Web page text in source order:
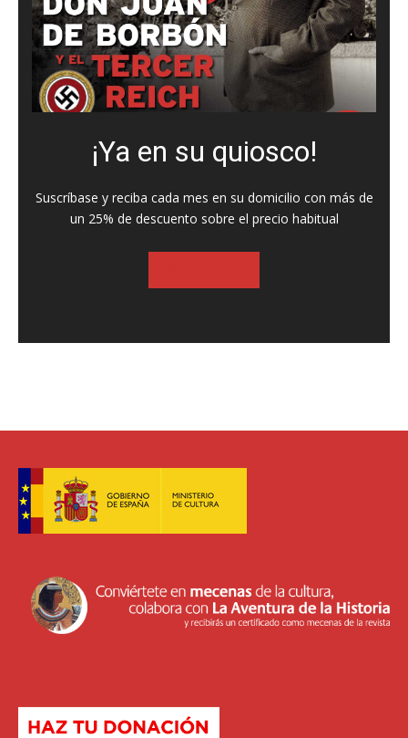
¡Ya en su quiosco!
Suscríbase y reciba cada mes en su domicilio con más de
un 25% de descuento sobre el precio habitual